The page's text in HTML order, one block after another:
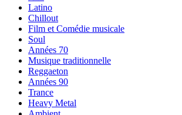
Latino
Chillout
Film et Comédie musicale
Soul
Années 70
Musique traditionnelle
Reggaeton
Années 90
Trance
Heavy Metal